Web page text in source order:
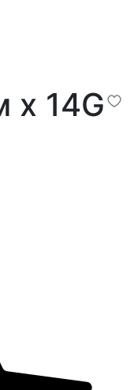
x 14G